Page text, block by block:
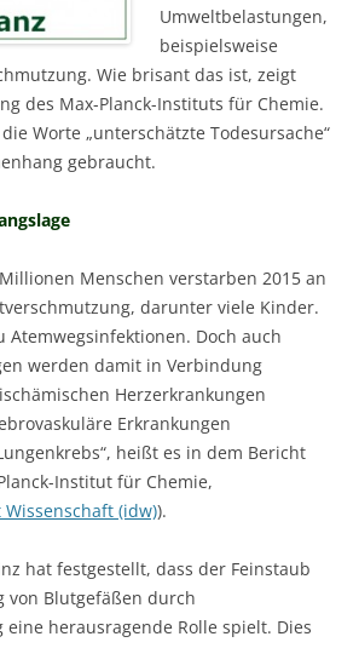
Umweltbelastungen,
beispielsweise
Wie brisant das ist, zeigt
des Max-Planck-Instituts für Chemie.
Worte „unterschätzte Todesursache“
gebraucht.
Menschen verstarben 2015 an
darunter viele Kinder.
Atemwegsinfektionen. Doch auch
werden damit in Verbindung
Herzerkrankungen
Erkrankungen
heißt es in dem Bericht
Institut für Chemie,
(idw)).
hat festgestellt, dass der Feinstaub
von Blutgefäßen durch
herausragende Rolle spielt. Dies